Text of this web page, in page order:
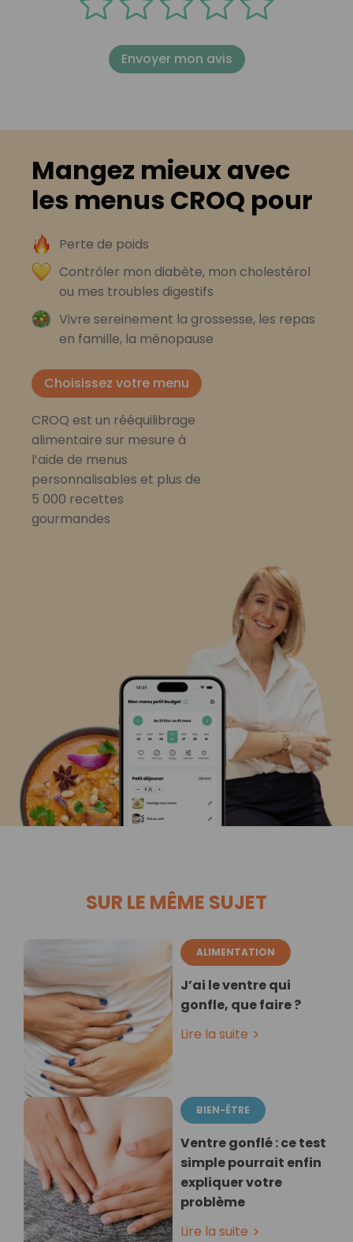
Envoyer mon avis
Mangez mieux avec
les menus CROQ pour
Perte de poids
Contrôler mon diabète, mon cholestérol
ou mes troubles digestifs
Vivre sereinement la grossesse, les repas
en famille, la ménopause
Choisissez votre menu
CROQ est un rééquilibrage
alimentaire sur mesure à
l’aide de menus
personnalisables et plus de
5 000 recettes
gourmandes
SUR LE MÊME SUJET
ALIMENTATION
J’ai le ventre qui
gonfle, que faire ?
Lire la suite
BIEN-ÊTRE
Ventre gonflé : ce test
simple pourrait enfin
expliquer votre
problème
Lire la suite